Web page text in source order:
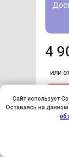
или
4
У НАС ДЕНЬ
Сайт использует
Оставаясь на данном
об